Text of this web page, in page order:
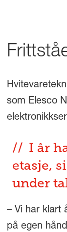
som Elesco
I år
etasje,
under
– Vi har klart
på egen